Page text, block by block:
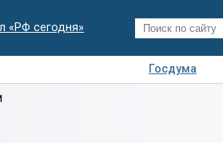
«РФ сегодня»
Госдума
Деловая